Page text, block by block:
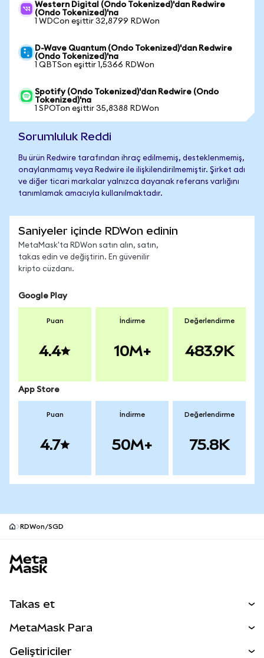
Western Digital (Ondo Tokenized)'dan Redwire
(Ondo Tokenized)'na
1 WDCon eşittir 32,8799 RDWon
D-Wave Quantum (Ondo Tokenized)'dan Redwire
(Ondo Tokenized)'na
1 QBTSon eşittir 1,5366 RDWon
Spotify (Ondo Tokenized)'dan Redwire (Ondo
Tokenized)'na
1 SPOTon eşittir 35,8388 RDWon
Sorumluluk Reddi
Bu ürün Redwire tarafından ihraç edilmemiş, desteklenmemiş,
onaylanmamış veya Redwire ile ilişkilendirilmemiştir. Şirket adı
ve diğer ticari markalar yalnızca dayanak referans varlığını
tanımlamak amacıyla kullanılmaktadır.
Saniyeler içinde RDWon edinin
MetaMask'ta RDWon satın alın, satın,
takas edin ve değiştirin. En güvenilir
kripto cüzdanı.
Google Play
Puan
4.4
İndirme
10M+
Değerlendirme
483.9K
App Store
Puan
4.7
İndirme
50M+
Değerlendirme
75.8K
RDWon/SGD
Takas et
MetaMask Para
Geliştiriciler